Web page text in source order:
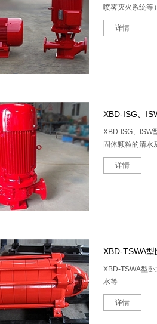
喷雾灭火系统等
详情
XBD-ISG、
XBD-ISG、ISW
固体颗粒的清水
详情
XBD-TSWA
XBD-TSWA型
水等
详情